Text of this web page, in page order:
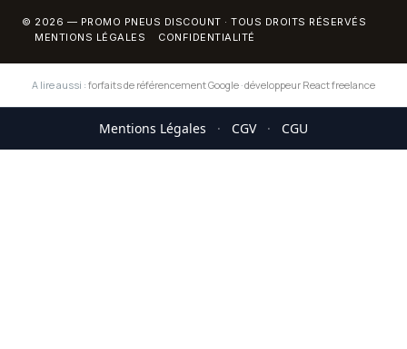
© 2026 — PROMO PNEUS DISCOUNT · TOUS DROITS RÉSERVÉS
MENTIONS LÉGALES
CONFIDENTIALITÉ
A lire aussi : forfaits de référencement Google ·développeur React freelance
Mentions Légales · CGV · CGU